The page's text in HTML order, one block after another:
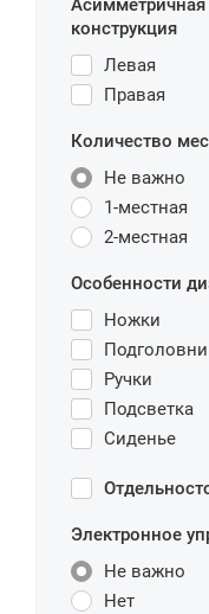
Асимметричная
конструкция
Левая
Правая
Количество
Не важно
1-местная
2-местная
Особенности
Ножки
Ручки
Подсветка
Сиденье
Электронное
Не важно
Нет